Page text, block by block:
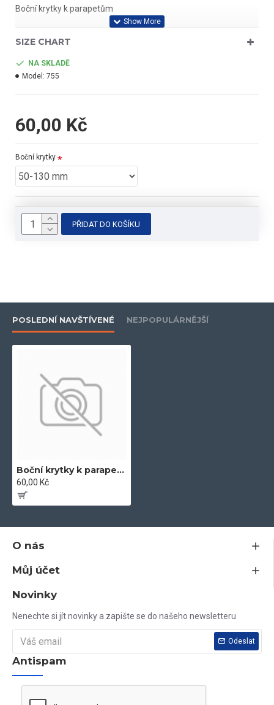
Boční krytky k parapetům
SIZE CHART
NA SKLADĚ
Model: 755
60,00 Kč
Boční krytky
PŘIDAT DO KOŠÍKU
POSLEDNÍ NAVŠTÍVENÉ NEJPOPULÁRNĚJŠÍ
Boční krytky k parapetům
60,00 Kč
O nás
Můj účet
Novinky
Nenechte si jít novinky a zapište se do našeho newsletteru
Odeslat
Antispam